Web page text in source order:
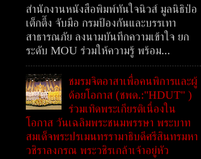
สำนักงานหนังสือพิมพ์ทันใจนิวส์ มูลนิธิป่อ
เต็กตึ๊ง จับมือ กรมป้องกันและบรรเทา
สาธารณภัย ลงนามบันทึกความเข้าใจ ยก
ระดับ MOU ร่วมให้ความรู้ พร้อม...
ชมรมจิตอาสาเพื่อคนพิการและผู้
ด้อยโอกาส (ชพด.:"HDUT" )
ร่วมเทิดพระเกียรติเนื่องใน
โอกาส วันเฉลิมพระชนมพรรษา พระบาท
สมเด็จพระปรเมนทรรามาธิบดีศรีสินทรมหา
วชิราลงกรณ พระวชิรเกล้าเจ้าอยู่หัว